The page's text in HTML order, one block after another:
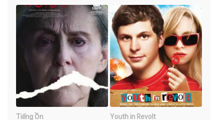
Tiếng Ồn Youth in Revolt